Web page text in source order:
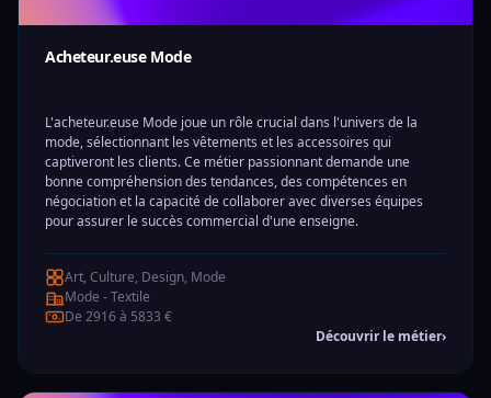
Acheteur.euse Mode
L'acheteur.euse Mode joue un rôle crucial dans l'univers de la
mode, sélectionnant les vêtements et les accessoires qui
captiveront les clients. Ce métier passionnant demande une
bonne compréhension des tendances, des compétences en
négociation et la capacité de collaborer avec diverses équipes
pour assurer le succès commercial d'une enseigne.
Art, Culture, Design, Mode
Mode - Textile
De 2916 à 5833 €
Découvrir le métier›